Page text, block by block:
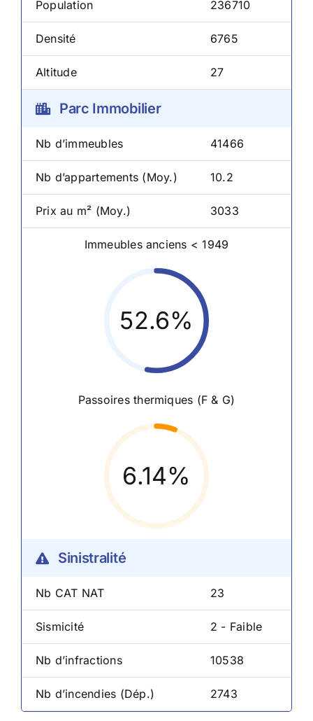
Population 236710
Densité 6765
Altitude 27
Parc Immobilier
Nb d’immeubles 41466
Nb d’appartements (Moy.) 10.2
Prix au m² (Moy.) 3033
Immeubles anciens < 1949
52.6%
Passoires thermiques (F & G)
6.14%
Sinistralité
Nb CAT NAT 23
Sismicité 2 - Faible
Nb d’infractions 10538
Nb d’incendies (Dép.) 2743